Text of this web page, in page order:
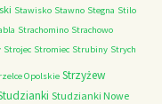
Stawisko Stawno Stegna Stilo
Strachomino Strachowo
Strojec Stromiec Strubiny Strych
Opolskie Strzyżew
Studzianki Nowe